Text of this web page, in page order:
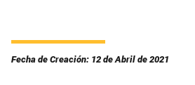
Fecha de Creación: 12 de Abril de 2021